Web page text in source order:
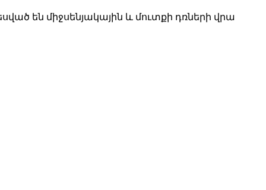
են միջսենյակային և մուտքի դռների վրա